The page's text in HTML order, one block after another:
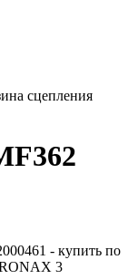
сцепления